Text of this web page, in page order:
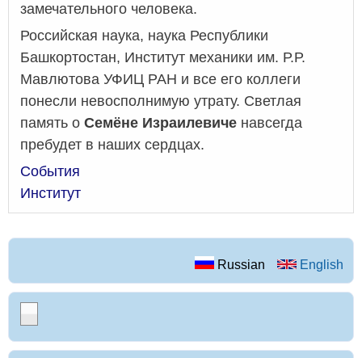
замечательного человека.
Российская наука, наука Республики
Башкортостан, Институт механики им. Р.Р.
Мавлютова УФИЦ РАН и все его коллеги
понесли невосполнимую утрату. Светлая
память о Семёне Израилевиче навсегда
пребудет в наших сердцах.
События
Институт
Russian English